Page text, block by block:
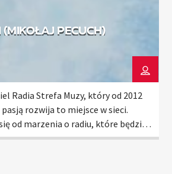
(MIKOŁAJ PECUCH)
Radia Strefa Muzy, który od 2012
rozwija to miejsce w sieci.
od marzenia o radiu, które będzie
odtwarzaczem muzyki – od